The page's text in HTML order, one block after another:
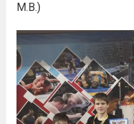
М.В.)